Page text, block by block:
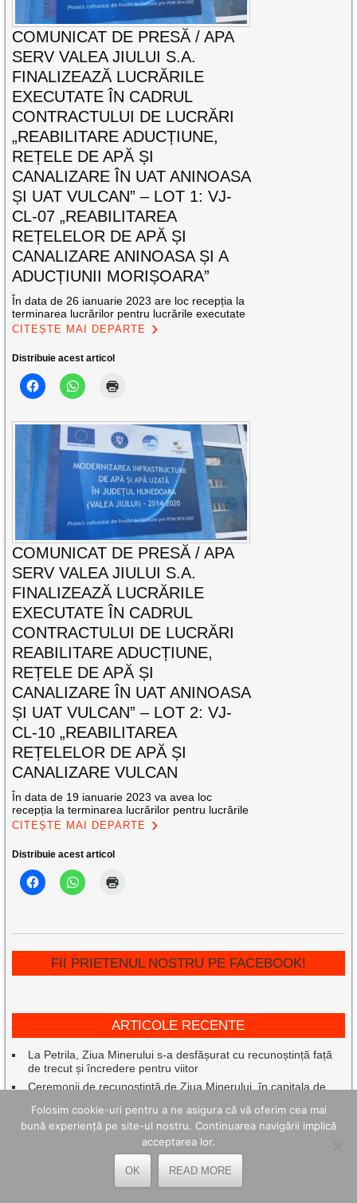
COMUNICAT DE PRESĂ / APA
SERV VALEA JIULUI S.A.
FINALIZEAZĂ LUCRĂRILE
EXECUTATE ÎN CADRUL
CONTRACTULUI DE LUCRĂRI
„REABILITARE ADUCȚIUNE,
REȚELE DE APĂ ȘI
CANALIZARE ÎN UAT ANINOASA
ȘI UAT VULCAN” – LOT 1: VJ-
CL-07 „REABILITAREA
REȚELELOR DE APĂ ȘI
CANALIZARE ANINOASA ȘI A
ADUCȚIUNII MORIȘOARA”
În data de 26 ianuarie 2023 are loc recepția la
terminarea lucrărilor pentru lucrările executate
CITEȘTE MAI DEPARTE
Distribuie acest articol
COMUNICAT DE PRESĂ / APA
SERV VALEA JIULUI S.A.
FINALIZEAZĂ LUCRĂRILE
EXECUTATE ÎN CADRUL
CONTRACTULUI DE LUCRĂRI
REABILITARE ADUCȚIUNE,
REȚELE DE APĂ ȘI
CANALIZARE ÎN UAT ANINOASA
ȘI UAT VULCAN” – LOT 2: VJ-
CL-10 „REABILITAREA
REȚELELOR DE APĂ ȘI
CANALIZARE VULCAN
În data de 19 ianuarie 2023 va avea loc
recepția la terminarea lucrărilor pentru lucrările
CITEȘTE MAI DEPARTE
Distribuie acest articol
FII PRIETENUL NOSTRU PE FACEBOOK!
ARTICOLE RECENTE
La Petrila, Ziua Minerului s-a desfășurat cu recunoștință față
de trecut și încredere pentru viitor
Ceremonii de recunoștință de Ziua Minerului, în capitala de
La Petroșani, minerii au fost omagiați de ziua lor printr-o
emoționantă ceremonie
Eroii din adâncuri omagiați la Vulcan, de Ziua Minerului
Senatorul Cristian Resmeriță vede în adoptarea
amendamentului PSD la Legea decarbonării o măsură de bun
Folosim cookie-uri pentru a ne asigura că vă oferim cea mai
bună experiență pe site-ul nostru. Continuarea navigării implică
acceptarea lor.
OK READ MORE